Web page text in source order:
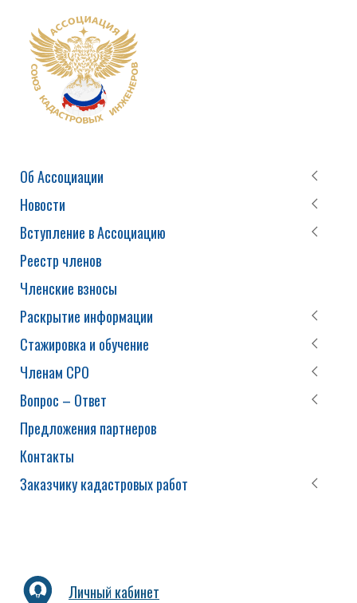
Об Ассоциации
Новости
Вступление в Ассоциацию
Реестр членов
Членские взносы
Раскрытие информации
Стажировка и обучение
Членам СРО
Вопрос – Ответ
Предложения партнеров
Контакты
Заказчику кадастровых работ
Личный кабинет